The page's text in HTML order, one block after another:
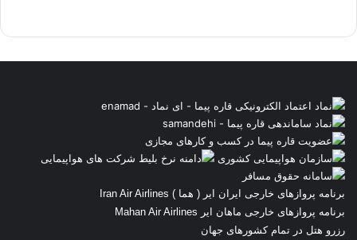
برنامه پروازهای خارجی ایران ایر ( هما ) Iran Air Airlines
برنامه پروازهای خارجی ماهان ایر Mahan Air Airlines
رزرو هتل در تمام کشورهای جهان